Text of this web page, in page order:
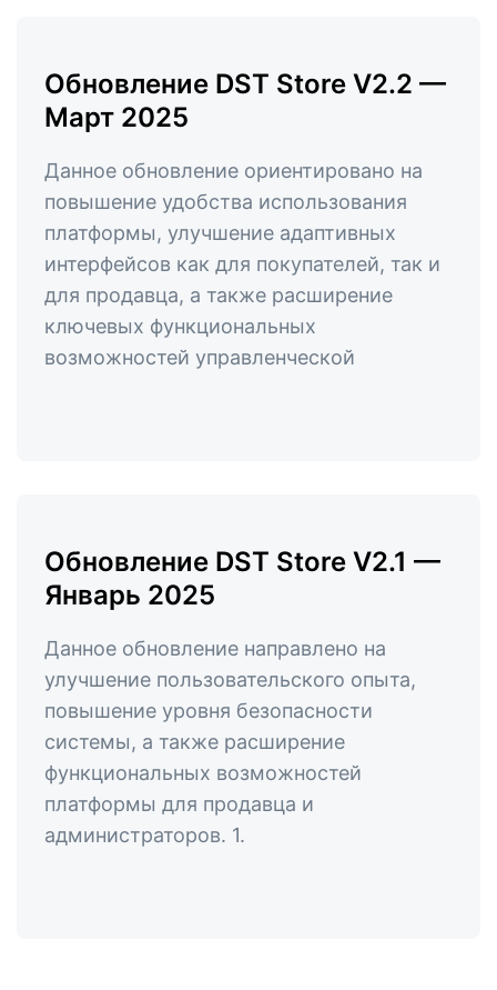
Обновление DST Store V2.2 —
Март 2025
Данное обновление ориентировано на
повышение удобства использования
платформы, улучшение адаптивных
интерфейсов как для покупателей, так и
для продавца, а также расширение
ключевых функциональных
возможностей управленческой
Обновление DST Store V2.1 —
Январь 2025
Данное обновление направлено на
улучшение пользовательского опыта,
повышение уровня безопасности
системы, а также расширение
функциональных возможностей
платформы для продавца и
администраторов. 1.